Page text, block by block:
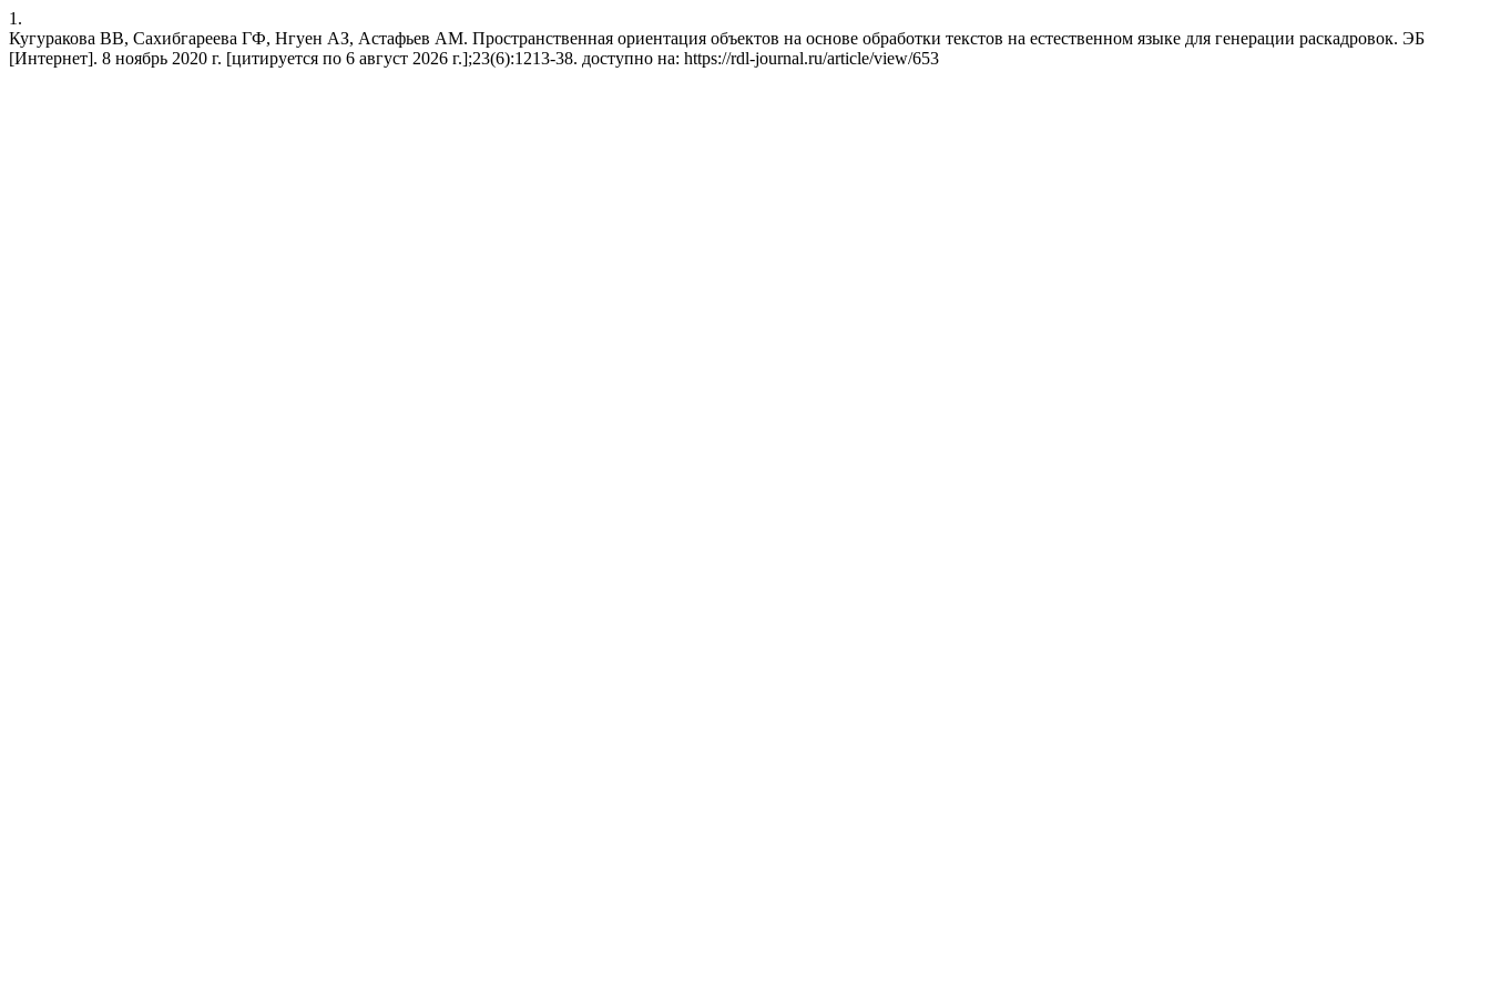
1.
Кугуракова ВВ, Сахибгареева ГФ, Нгуен АЗ, Астафьев АМ. Пространственная ориентация объектов на основе обработки текстов на естественном языке для генерации раскадровок. ЭБ
[Интернет]. 8 ноябрь 2020 г. [цитируется по 6 август 2026 г.];23(6):1213-38. доступно на: https://rdl-journal.ru/article/view/653